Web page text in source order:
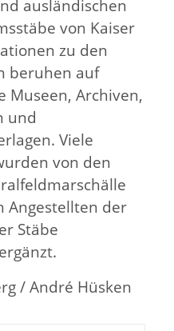
ausländischen
von Kaiser
zu den
beruhen auf
Museen, Archiven,
und
Viele
von den
Angestellten der
Stäbe
/ André Hüsken